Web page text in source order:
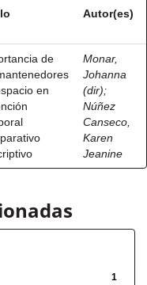
Autor(es)
de
en
Monar,
Johanna
(dir);
Núñez
Canseco,
Karen
Jeanine
1